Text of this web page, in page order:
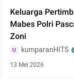
Keluarga
Mabes Polri
Zoni
kumparanHITS
13 Mei 2026